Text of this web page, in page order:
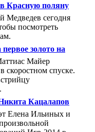
Красную поляну
по горным
сегодня
посмотреть
золото на
Майер
скоростном спуске.
Кацалапов
турнире по
в Сочи
Елена Ильиных и